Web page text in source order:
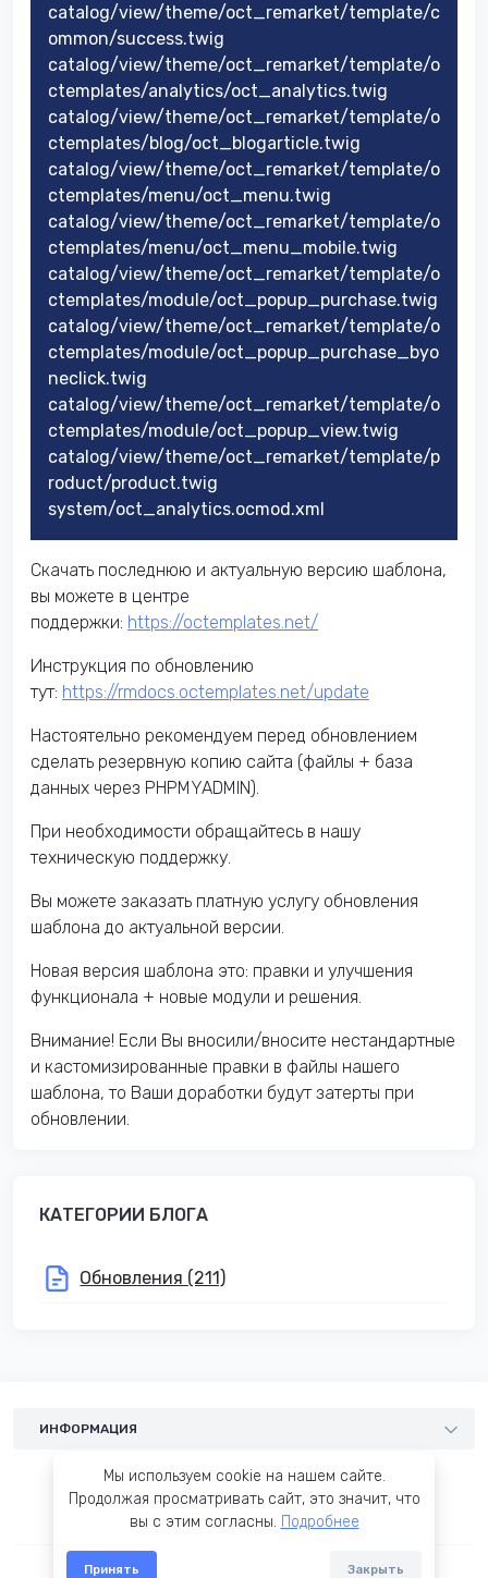
catalog/view/theme/oct_remarket/template/c
ommon/success.twig
catalog/view/theme/oct_remarket/template/o
ctemplates/analytics/oct_analytics.twig
catalog/view/theme/oct_remarket/template/o
ctemplates/blog/oct_blogarticle.twig
catalog/view/theme/oct_remarket/template/o
ctemplates/menu/oct_menu.twig
catalog/view/theme/oct_remarket/template/o
ctemplates/menu/oct_menu_mobile.twig
catalog/view/theme/oct_remarket/template/o
ctemplates/module/oct_popup_purchase.twig
catalog/view/theme/oct_remarket/template/o
ctemplates/module/oct_popup_purchase_byo
neclick.twig
catalog/view/theme/oct_remarket/template/o
ctemplates/module/oct_popup_view.twig
catalog/view/theme/oct_remarket/template/p
roduct/product.twig
system/oct_analytics.ocmod.xml
Скачать последнюю и актуальную версию шаблона,
вы можете в центре
поддержки: https://octemplates.net/
Инструкция по обновлению
тут: https://rmdocs.octemplates.net/update
Настоятельно рекомендуем перед обновлением
сделать резервную копию сайта (файлы + база
данных через PHPMYADMIN).
При необходимости обращайтесь в нашу
техническую поддержку.
Вы можете заказать платную услугу обновления
шаблона до актуальной версии.
Новая версия шаблона это: правки и улучшения
функционала + новые модули и решения.
Внимание! Если Вы вносили/вносите нестандартные
и кастомизированные правки в файлы нашего
шаблона, то Ваши доработки будут затерты при
обновлении.
КАТЕГОРИИ БЛОГА
Обновления (211)
ИНФОРМАЦИЯ
Услуги
Условия соглашения
Мы используем cookie на нашем сайте.
Продолжая просматривать сайт, это значит, что
вы с этим согласны. Подробнее
Принять Закрыть